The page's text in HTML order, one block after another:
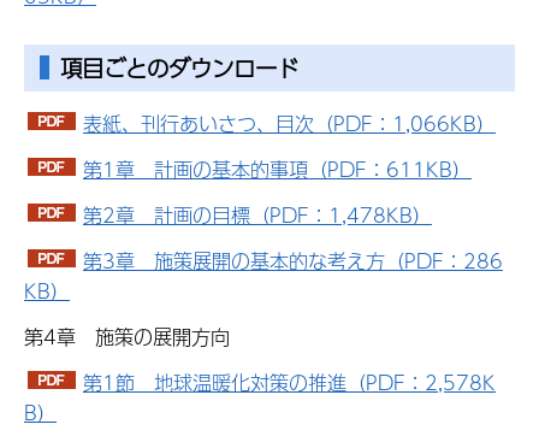
項目ごとのダウンロード
表紙、刊行あいさつ、目次（PDF：1,066KB）
第1章 計画の基本的事項（PDF：611KB）
第2章 計画の目標（PDF：1,478KB）
第3章 施策展開の基本的な考え方（PDF：286
KB）
第4章 施策の展開方向
第1節 地球温暖化対策の推進（PDF：2,578K
B）